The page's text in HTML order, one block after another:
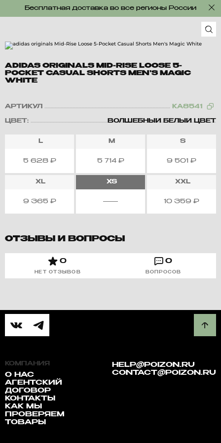
Бесплатная доставка во все регионы России
ADIDAS ORIGINALS MID-RISE LOOSE 5-
POCKET CASUAL SHORTS MEN'S MAGIC
WHITE
АРТИКУЛ KA8541
ЦВЕТ: ВОЛШЕБНЫЙ БЕЛЫЙ ЦВЕТ
L
5 628 ₽
M
5 714 ₽
S
9 501 ₽
XL
9 365 ₽
XS XXL
10 359 ₽
ОТЗЫВЫ И ВОПРОСЫ
0
НЕТ ОТЗЫВОВ
0
ВОПРОСОВ
КОМПАНИЯ
О НАС
АГЕНТСКИЙ
ДОГОВОР
КОНТАКТЫ
КАК МЫ
ПРОВЕРЯЕМ
ТОВАРЫ
HELP@POIZON.RU
CONTACT@POIZON.RU